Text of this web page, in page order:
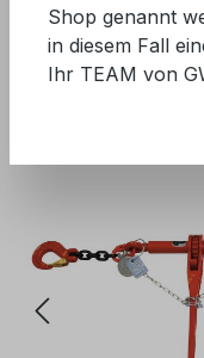
GWS®-
Shop genannt
in diesem Fall
Ihr TEAM von